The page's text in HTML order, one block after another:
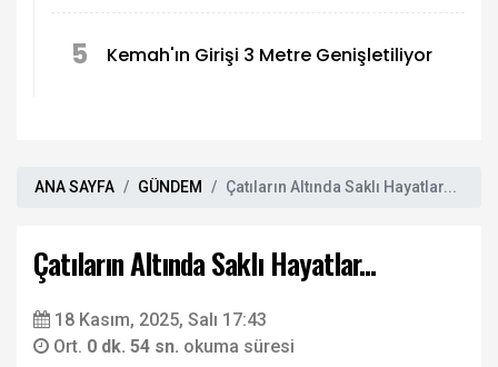
5 Kemah'ın Girişi 3 Metre Genişletiliyor
ANA SAYFA GÜNDEM Çatıların Altında Saklı Hayatlar...
Çatıların Altında Saklı Hayatlar...
18 Kasım, 2025, Salı 17:43
Ort. 0 dk. 54 sn. okuma süresi